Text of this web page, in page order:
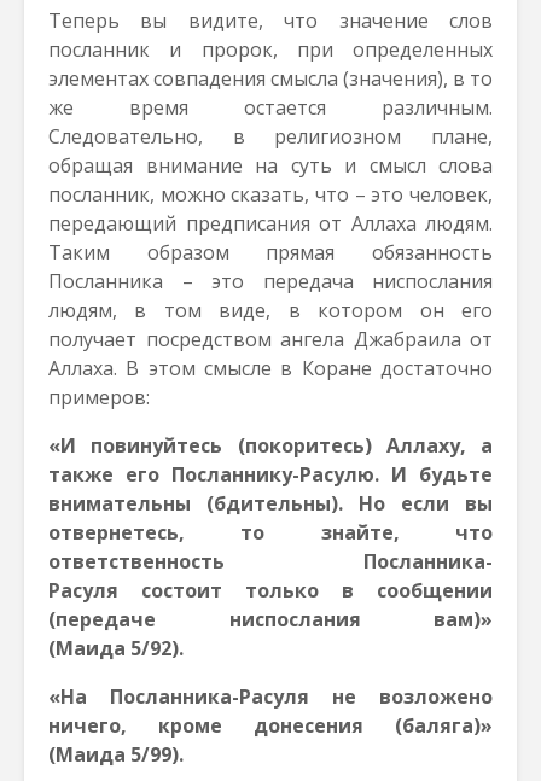
Теперь вы видите, что значение слов
посланник и пророк, при определенных
элементах совпадения смысла (значения), в то
же время остается различным.
Следовательно, в религиозном плане,
обращая внимание на суть и смысл слова
посланник, можно сказать, что – это человек,
передающий предписания от Аллаха людям.
Таким образом прямая обязанность
Посланника – это передача ниспослания
людям, в том виде, в котором он его
получает посредством ангела Джабраила от
Аллаха. В этом смысле в Коране достаточно
примеров:
«И повинуйтесь (покоритесь) Аллаху, а
также его Посланнику-Расулю. И будьте
внимательны (бдительны). Но если вы
отвернетесь, то знайте, что
ответственность Посланника-
Расуля состоит только в сообщении
(передаче ниспослания вам)»
(Маида 5/92).
«На Посланника-Расуля не возложено
ничего, кроме донесения (баляга)»
(Маида 5/99).